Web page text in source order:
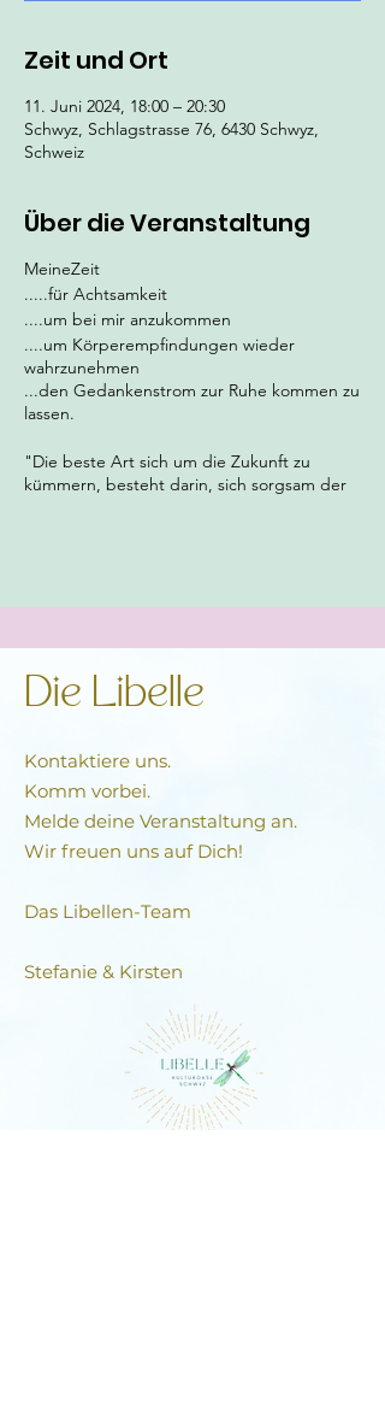
Zeit und Ort
11. Juni 2024, 18:00 – 20:30
Schwyz, Schlagstrasse 76, 6430 Schwyz,
Schweiz
Über die Veranstaltung
MeineZeit
.....für Achtsamkeit
....um bei mir anzukommen
....um Körperempfindungen wieder
wahrzunehmen
...den Gedankenstrom zur Ruhe kommen zu
lassen.
"Die beste Art sich um die Zukunft zu
kümmern, besteht darin, sich sorgsam der
Tel: 078 859 17 11
Die Libelle
Kontaktiere uns.
Komm vorbei.
Melde deine Veranstaltung an.
Wir freuen uns auf Dich!
Das Libellen-Team​
Stefanie & Kirsten